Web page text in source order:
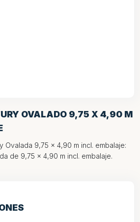
OVALADO 9,75 X 4,90 M
Ovalada 9,75 x 4,90 m incl. embalaje:
de 9,75 x 4,90 m incl. embalaje.